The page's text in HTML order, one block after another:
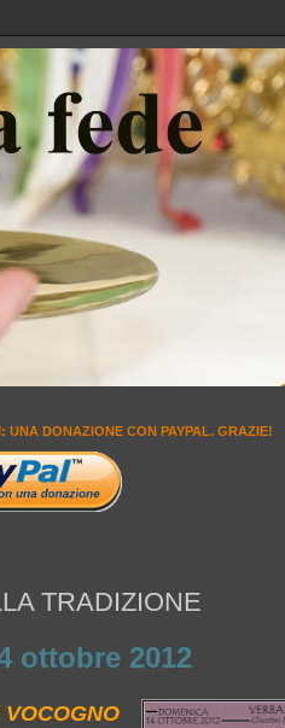
UNA DONAZIONE CON PAYPAL. GRAZIE!
TRADIZIONE
ottobre 2012